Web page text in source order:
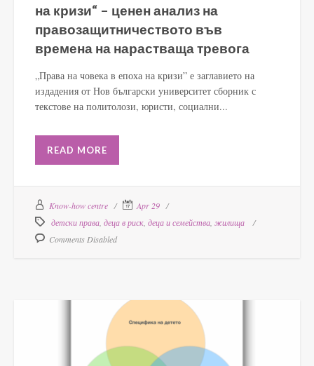
на кризи“ – ценен анализ на
правозащитничеството във
времена на нарастваща тревога
„Права на човека в епоха на кризи” е заглавието на
издадения от Нов български университет сборник с
текстове на политолози, юристи, социални...
READ MORE
Know-how centre
Apr 29
детски права деца в риск деца и семейства жилища
Comments Disabled